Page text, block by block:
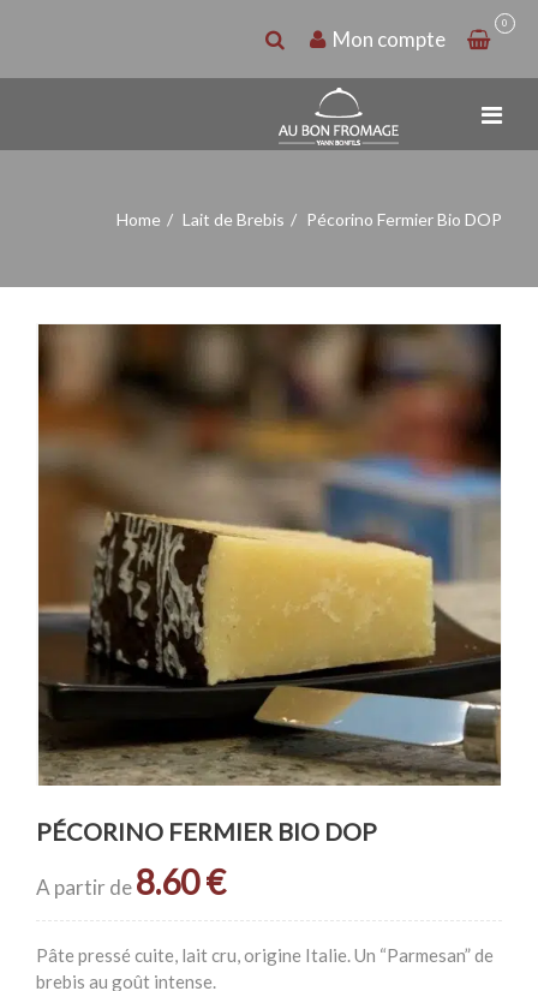
0
Mon compte
Home Lait de Brebis Pécorino Fermier Bio DOP
PÉCORINO FERMIER BIO DOP
A partir de8.60€
Pâte pressé cuite, lait cru, origine Italie. Un “Parmesan” de
brebis au goût intense.